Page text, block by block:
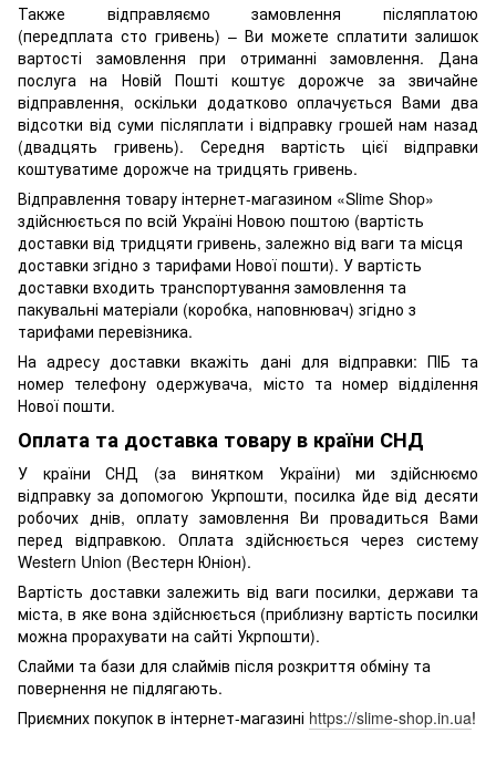
Также відправляємо замовлення післяплатою
(передплата сто гривень) – Ви можете сплатити залишок
вартості замовлення при отриманні замовлення. Дана
послуга на Новій Пошті коштує дорожче за звичайне
відправлення, оскільки додатково оплачується Вами два
відсотки від суми післяплати і відправку грошей нам назад
(двадцять гривень). Середня вартість цієї відправки
коштуватиме дорожче на тридцять гривень.
Відправлення товару інтернет-магазином «Slime Shop»
здійснюється по всій Україні Новою поштою (вартість
доставки від тридцяти гривень, залежно від ваги та місця
доставки згідно з тарифами Нової пошти). У вартість
доставки входить транспортування замовлення та
пакувальні матеріали (коробка, наповнювач) згідно з
тарифами перевізника.
На адресу доставки вкажіть дані для відправки: ПІБ та
номер телефону одержувача, місто та номер відділення
Нової пошти.
Оплата та доставка товару в країни СНД
У країни СНД (за винятком України) ми здійснюємо
відправку за допомогою Укрпошти, посилка йде від десяти
робочих днів, оплату замовлення Ви провадиться Вами
перед відправкою. Оплата здійснюється через систему
Western Union (Вестерн Юніон).
Вартість доставки залежить від ваги посилки, держави та
міста, в яке вона здійснюється (приблизну вартість посилки
можна прорахувати на сайті Укрпошти).
Слайми та бази для слаймів після розкриття обміну та
повернення не підлягають.
Приємних покупок в інтернет-магазині https://slime-shop.in.ua!